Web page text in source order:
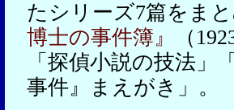
たシリーズ7篇をま
博士の事件簿』
（
「探偵小説の技法
事件』まえがき」。